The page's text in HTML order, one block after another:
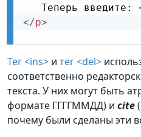
   Теперь введите:
</p>
Тег <ins> и тег <del>
соответственно
текста. У них могут быть
формате ГГГГММДД) и cite
почему были сделаны эти